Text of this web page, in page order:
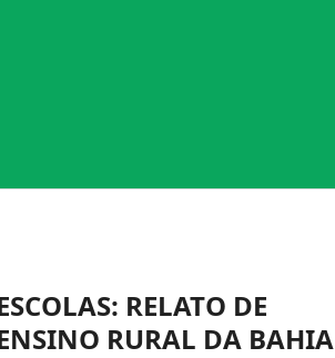
RELATO DE
RURAL DA BAHIA